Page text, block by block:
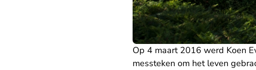
Op 4 maart 2016 werd Koen
messteken om het leven